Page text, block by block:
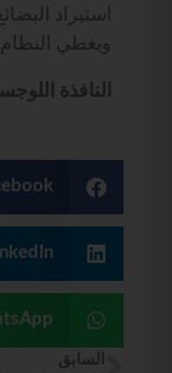
استيراد
ويغطي
النافذة
السابق